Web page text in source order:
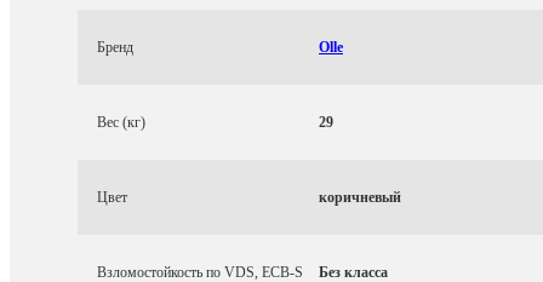
Бренд Olle
Вес (кг) 29
Цвет коричневый
Взломостойкость по VDS, ECB-S Без класса